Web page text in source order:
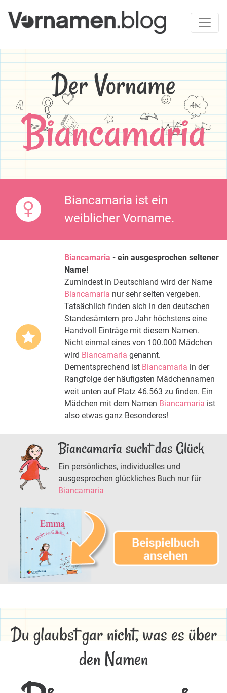
Der Vorname
Biancamaria
Biancamaria ist ein
weiblicher Vorname.
Biancamaria - ein ausgesprochen seltener
Name!
Zumindest in Deutschland wird der Name
Biancamaria nur sehr selten vergeben.
Tatsächlich finden sich in den deutschen
Standesämtern pro Jahr höchstens eine
Handvoll Einträge mit diesem Namen.
Nicht einmal eines von 100.000 Mädchen
wird Biancamaria genannt.
Dementsprechend ist Biancamaria in der
Rangfolge der häufigsten Mädchennamen
weit unten auf Platz 46.563 zu finden. Ein
Mädchen mit dem Namen Biancamaria ist
also etwas ganz Besonderes!
Biancamaria sucht das Glück
Ein persönliches, individuelles und
ausgesprochen glückliches Buch nur für
Biancamaria
Du glaubst gar nicht, was es über
den Namen